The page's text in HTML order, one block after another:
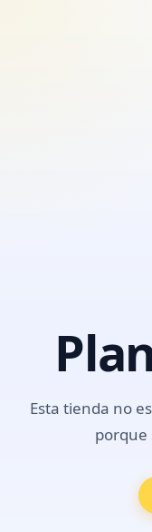
Esta tienda no
porque